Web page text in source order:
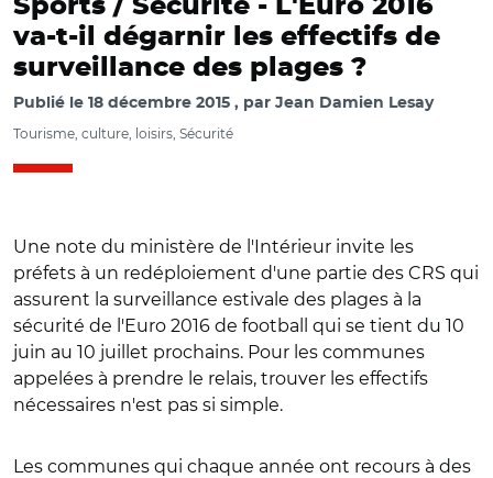
Sports / Sécurité - L'Euro 2016
va-t-il dégarnir les effectifs de
surveillance des plages ?
Publié le 18 décembre 2015 par Jean Damien Lesay
Tourisme, culture, loisirs, Sécurité
Une note du ministère de l'Intérieur invite les
préfets à un redéploiement d'une partie des CRS qui
assurent la surveillance estivale des plages à la
sécurité de l'Euro 2016 de football qui se tient du 10
juin au 10 juillet prochains. Pour les communes
appelées à prendre le relais, trouver les effectifs
nécessaires n'est pas si simple.
Les communes qui chaque année ont recours à des